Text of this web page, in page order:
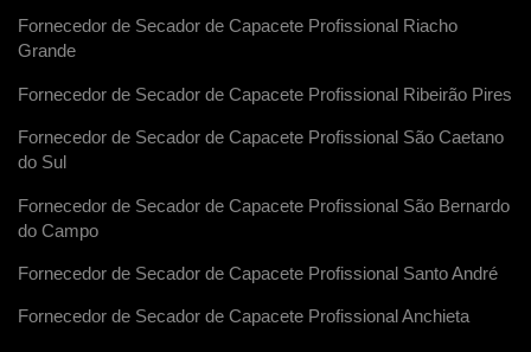
Fornecedor de Secador de Capacete Profissional Riacho
Grande
Fornecedor de Secador de Capacete Profissional Ribeirão Pires
Fornecedor de Secador de Capacete Profissional São Caetano
do Sul
Fornecedor de Secador de Capacete Profissional São Bernardo
do Campo
Fornecedor de Secador de Capacete Profissional Santo André
Fornecedor de Secador de Capacete Profissional Anchieta